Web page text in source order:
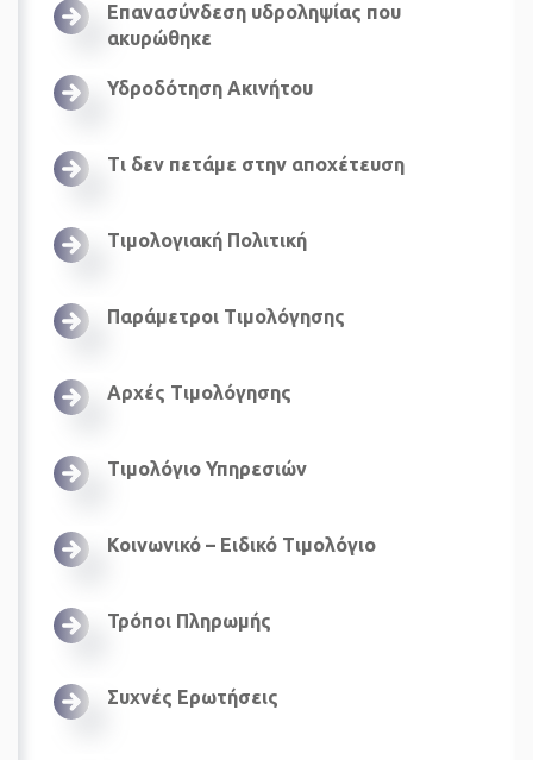
Επανασύνδεση υδροληψίας που
ακυρώθηκε
Υδροδότηση Ακινήτου
Τι δεν πετάμε στην αποχέτευση
Τιμολογιακή Πολιτική
Παράμετροι Τιμολόγησης
Αρχές Τιμολόγησης
Τιμολόγιο Υπηρεσιών
Κοινωνικό – Ειδικό Τιμολόγιο
Τρόποι Πληρωμής
Συχνές Ερωτήσεις